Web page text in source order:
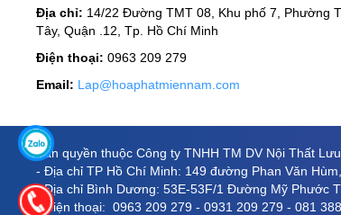
Địa chỉ: 14/22 Đường TMT 08, Khu phố 7, Phường
Tây, Quận .12, Tp. Hồ Chí Minh
Điện thoại: 0963 209 279
Email: Lap@hoaphatmiennam.com
Bản quyền thuộc Công ty TNHH TM DV Nội Thất
- Địa chỉ TP Hồ Chí Minh: 149 đường Phan Văn
- Địa chỉ Bình Dương: 53E-53F/1 Đường Mỹ Phước
- Điện thoại: 0963 209 279 - 0931 209 279 - 081